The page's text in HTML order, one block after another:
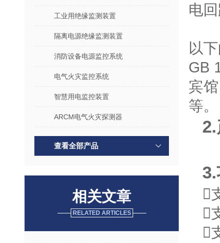
工业用绝缘监测装置
隔离电源绝缘监测装置
消防设备电源监控系统
电气火灾监控系统
智慧用电监控装置
ARCM电气火灾探测器
查看全部产品
相关文章
RELATED ARTICLES
电
以
GB
宾
等。


